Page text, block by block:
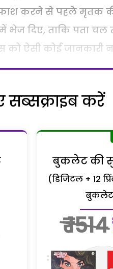
करने से पहले मृतक
भेज दिए, ताकि पता
ऐसी कोई जानकारी
करें
बुकलेट की
(डिजिटल + 12
₹ 1514